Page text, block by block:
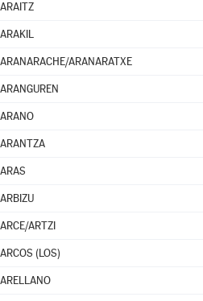
ARAITZ
ARAKIL
ARANARACHE/ARANARATXE
ARANGUREN
ARANO
ARANTZA
ARAS
ARBIZU
ARCE/ARTZI
ARCOS (LOS)
ARELLANO